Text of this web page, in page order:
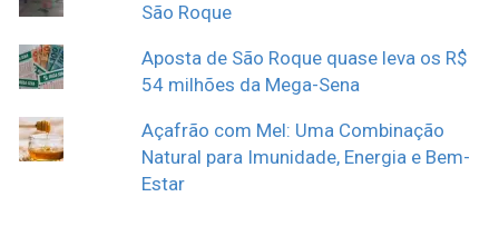
São Roque
Aposta de São Roque quase leva os R$
54 milhões da Mega-Sena
Açafrão com Mel: Uma Combinação
Natural para Imunidade, Energia e Bem-
Estar